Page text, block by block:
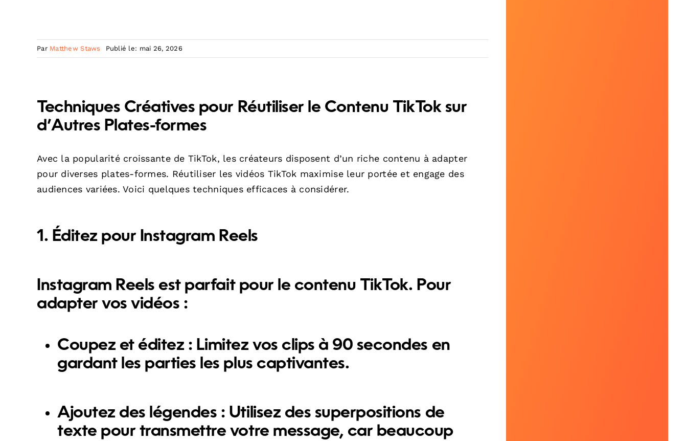
Par Matthew Staws Publié le: mai 26, 2026
Techniques Créatives pour Réutiliser le Contenu TikTok sur
d’Autres Plates-formes
Avec la popularité croissante de TikTok, les créateurs disposent d’un riche contenu à adapter
pour diverses plates-formes. Réutiliser les vidéos TikTok maximise leur portée et engage des
audiences variées. Voici quelques techniques efficaces à considérer.
1. Éditez pour Instagram Reels
Instagram Reels est parfait pour le contenu TikTok. Pour
adapter vos vidéos :
Coupez et éditez : Limitez vos clips à 90 secondes en
gardant les parties les plus captivantes.
Ajoutez des légendes : Utilisez des superpositions de
texte pour transmettre votre message, car beaucoup